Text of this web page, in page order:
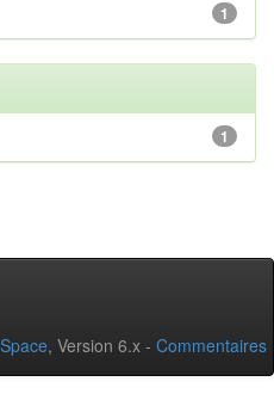
1
1
, Version 6.x - Commentaires